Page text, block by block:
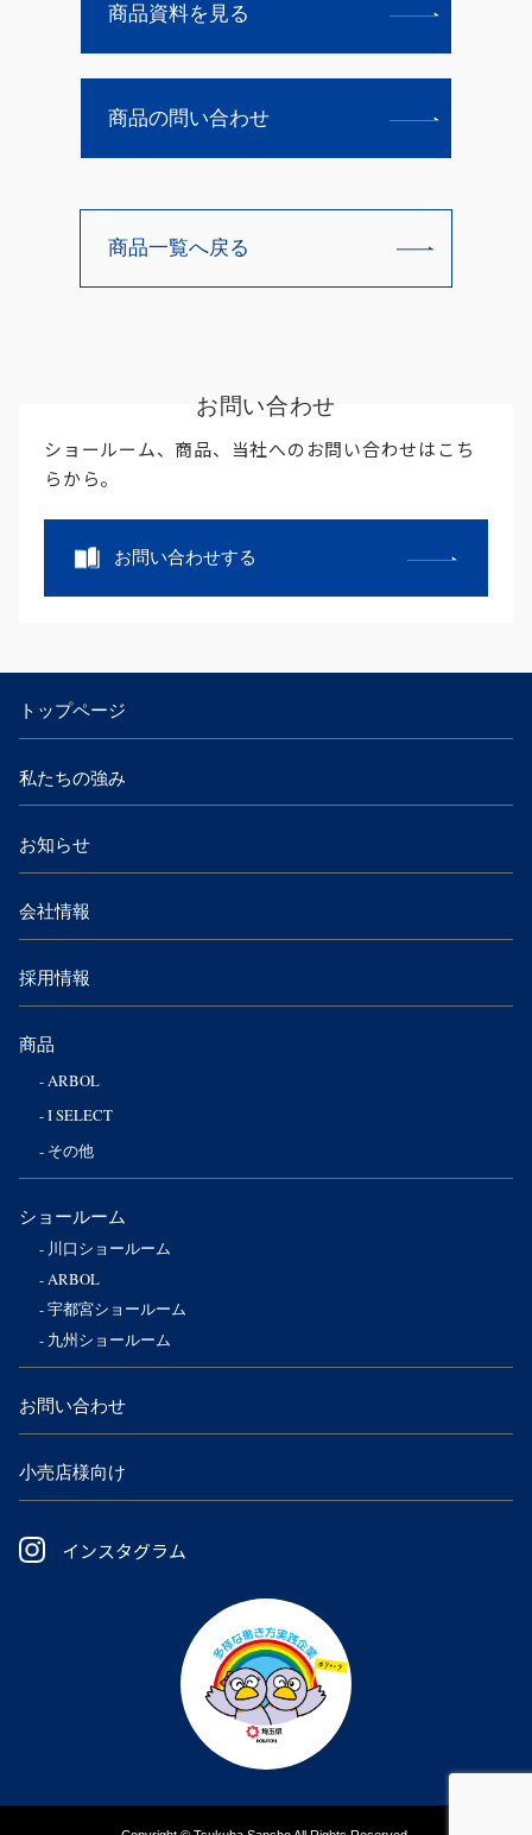
商品資料を見る
商品の問い合わせ
商品一覧へ戻る
お問い合わせ
ショールーム、商品、当社へのお問い合わせはこち
らから。
お問い合わせする
トップページ
私たちの強み
お知らせ
会社情報
採用情報
商品
ARBOL
I SELECT
その他
ショールーム
川口ショールーム
ARBOL
宇都宮ショールーム
九州ショールーム
お問い合わせ
小売店様向け
インスタグラム